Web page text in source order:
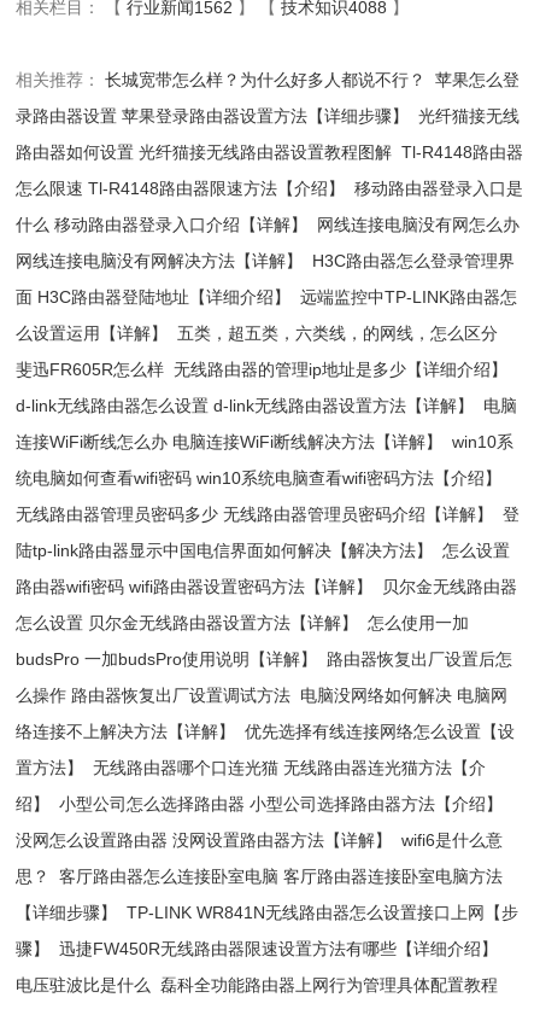
相关栏目： 【 行业新闻1562 】 【 技术知识4088 】
相关推荐：长城宽带怎么样？为什么好多人都说不行？
苹果怎么登
录路由器设置 苹果登录路由器设置方法【详细步骤】
光纤猫接无线
路由器如何设置 光纤猫接无线路由器设置教程图解 Tl-R4148路由器
怎么限速 Tl-R4148路由器限速方法【介绍】
移动路由器登录入口是
什么 移动路由器登录入口介绍【详解】
网线连接电脑没有网怎么办
网线连接电脑没有网解决方法【详解】
H3C路由器怎么登录管理界
面 H3C路由器登陆地址【详细介绍】
远端监控中TP-LINK路由器怎
么设置运用【详解】
五类，超五类，六类线，的网线，怎么区分
斐迅FR605R怎么样 无线路由器的管理ip地址是多少【详细介绍】
d-link无线路由器怎么设置 d-link无线路由器设置方法【详解】
电脑
连接WiFi断线怎么办 电脑连接WiFi断线解决方法【详解】
win10系
统电脑如何查看wifi密码 win10系统电脑查看wifi密码方法【介绍】
无线路由器管理员密码多少 无线路由器管理员密码介绍【详解】
登
陆tp-link路由器显示中国电信界面如何解决【解决方法】
怎么设置
路由器wifi密码 wifi路由器设置密码方法【详解】
贝尔金无线路由器
怎么设置 贝尔金无线路由器设置方法【详解】
怎么使用一加
budsPro 一加budsPro使用说明【详解】
路由器恢复出厂设置后怎
么操作 路由器恢复出厂设置调试方法 电脑没网络如何解决 电脑网
络连接不上解决方法【详解】
优先选择有线连接网络怎么设置【设
置方法】
无线路由器哪个口连光猫 无线路由器连光猫方法【介
绍】
小型公司怎么选择路由器 小型公司选择路由器方法【介绍】
没网怎么设置路由器 没网设置路由器方法【详解】
wifi6是什么意
思？
客厅路由器怎么连接卧室电脑 客厅路由器连接卧室电脑方法
【详细步骤】
TP-LINK WR841N无线路由器怎么设置接口上网【步
骤】
迅捷FW450R无线路由器限速设置方法有哪些【详细介绍】
电压驻波比是什么
磊科全功能路由器上网行为管理具体配置教程